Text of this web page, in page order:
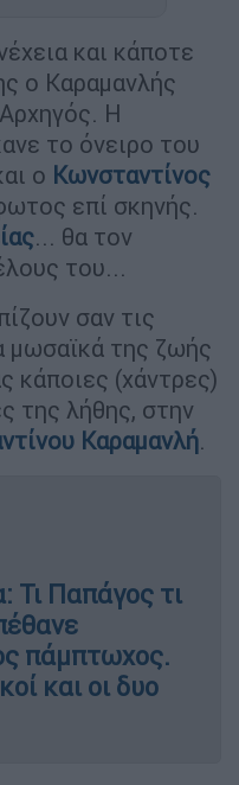
και κάποτε
ο Καραμανλής
Αρχηγός. Η
το όνειρο του
ο Κωνσταντίνος
επί σκηνής.
... θα τον
του...
σαν τις
μωσαϊκά της ζωής
κάποιες (χάντρες)
της λήθης, στην
Καραμανλή.
Τι Παπάγος τι
πάμπτωχος.
και οι δυο